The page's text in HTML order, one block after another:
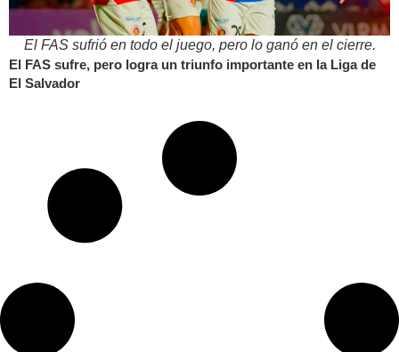
El FAS sufrió en todo el juego, pero lo ganó en el cierre.
El FAS sufre, pero logra un triunfo importante en la Liga de
El Salvador